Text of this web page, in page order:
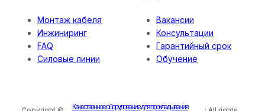
Монтаж кабеля
Инжиниринг
FAQ
Силовые линии
Вакансии
Консультации
Гарантийный срок
Обучение
Качественное оборудование для прокладывания